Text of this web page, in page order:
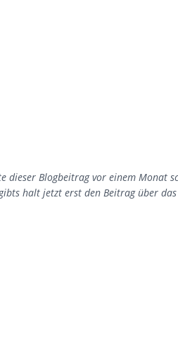
dieser Blogbeitrag vor einem Monat
halt jetzt erst den Beitrag über